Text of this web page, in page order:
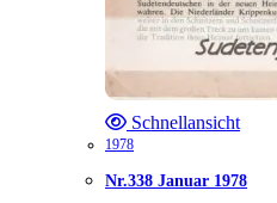
Schnellansicht
1978
Nr.338 Januar 1978